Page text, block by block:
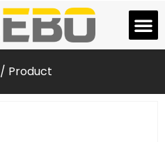
/ Product